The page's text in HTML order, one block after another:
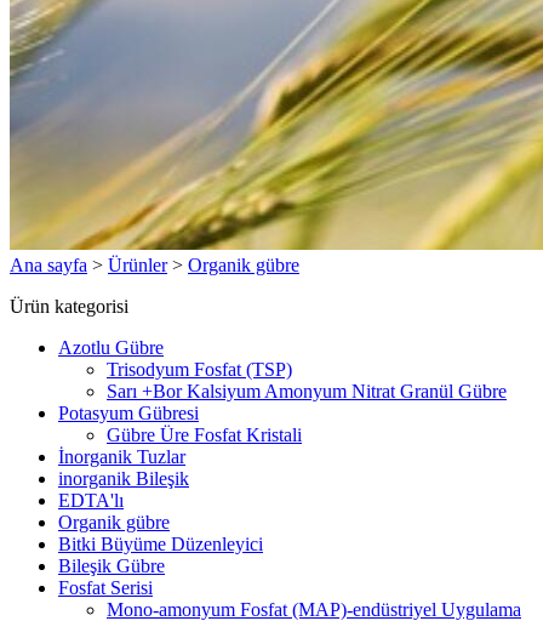
Ana sayfa > Ürünler> Organik gübre
Ürün kategorisi
Azotlu Gübre
Trisodyum Fosfat (TSP)
Sarı +Bor Kalsiyum Amonyum Nitrat Granül Gübre
Potasyum Gübresi
Gübre Üre Fosfat Kristali
İnorganik Tuzlar
inorganik Bileşik
EDTA'lı
Organik gübre
Bitki Büyüme Düzenleyici
Bileşik Gübre
Fosfat Serisi
Mono-amonyum Fosfat (MAP)-endüstriyel Uygulama